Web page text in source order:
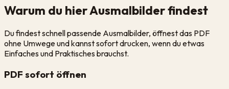
Warum du hier Ausmalbilder findest
Du findest schnell passende Ausmalbilder, öffnest das PDF
ohne Umwege und kannst sofort drucken, wenn du etwas
Einfaches und Praktisches brauchst.
PDF sofort öffnen